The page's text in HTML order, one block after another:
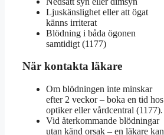
Ljuskänslighet eller att ögat
känns irriterat
Blödning i båda ögonen
samtidigt (1177)
När kontakta läkare
Om blödningen inte minskar
efter 2 veckor – boka en tid hos
optiker eller vårdcentral (1177).
Vid återkommande blödningar
utan känd orsak – en läkare kan